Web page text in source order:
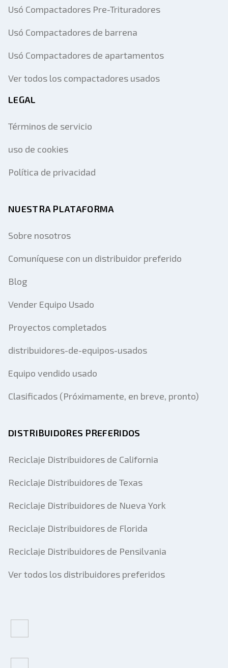
Usó Compactadores Pre-Trituradores
Usó Compactadores de barrena
Usó Compactadores de apartamentos
Ver todos los compactadores usados
LEGAL
Términos de servicio
uso de cookies
Política de privacidad
NUESTRA PLATAFORMA
Sobre nosotros
Comuníquese con un distribuidor preferido
Blog
Vender Equipo Usado
Proyectos completados
distribuidores-de-equipos-usados
Equipo vendido usado
Clasificados (Próximamente, en breve, pronto)
DISTRIBUIDORES PREFERIDOS
Reciclaje Distribuidores de California
Reciclaje Distribuidores de Texas
Reciclaje Distribuidores de Nueva York
Reciclaje Distribuidores de Florida
Reciclaje Distribuidores de Pensilvania
Ver todos los distribuidores preferidos